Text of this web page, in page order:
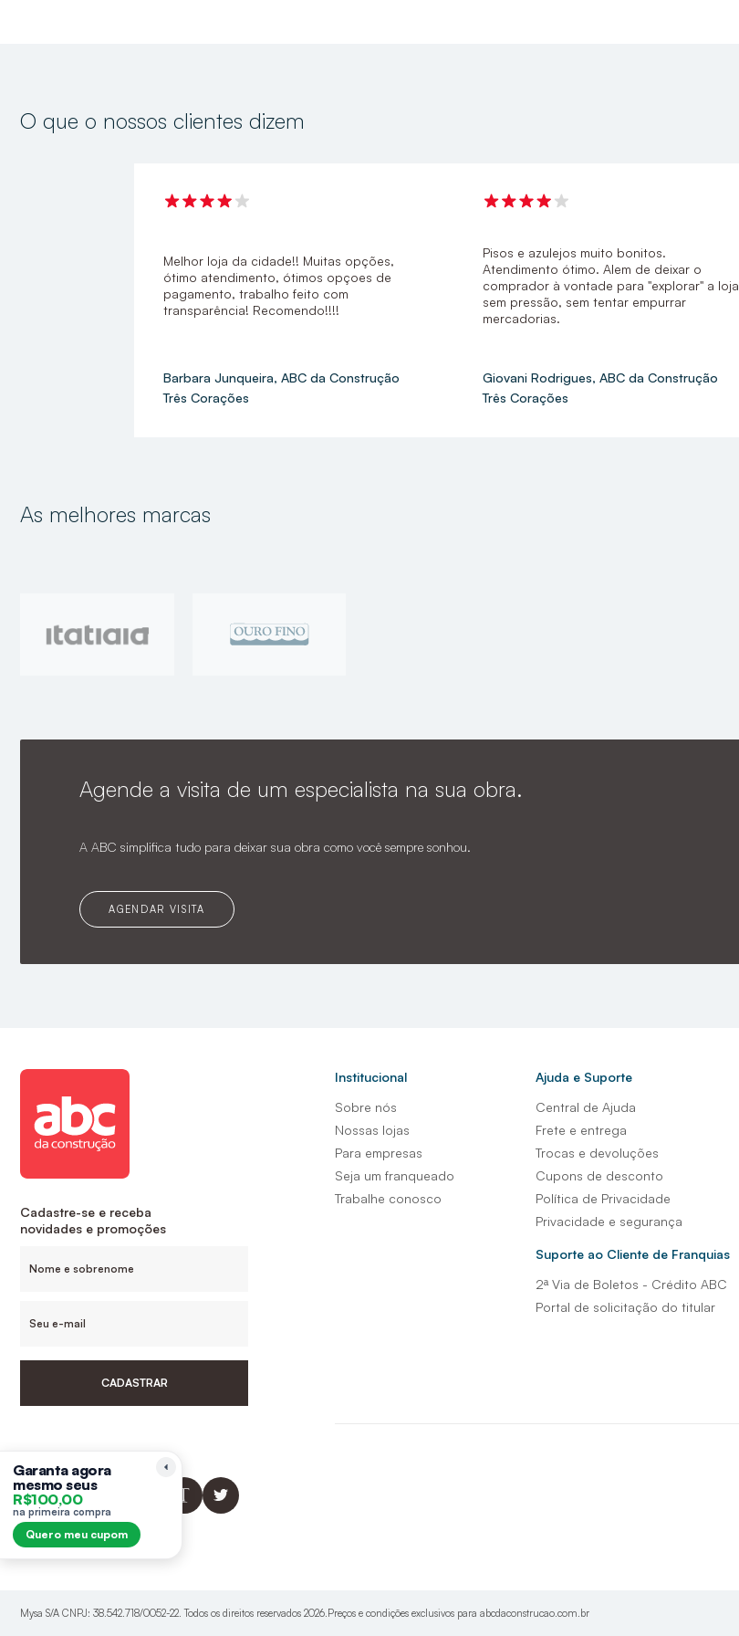
O que o nossos clientes dizem
Melhor loja da cidade!! Muitas opções,
ótimo atendimento, ótimos opçoes de
pagamento, trabalho feito com
transparência! Recomendo!!!!
Barbara Junqueira, ABC da Construção
Três Corações
Pisos e azulejos muito bonitos.
Atendimento ótimo. Alem de deixar o
comprador à vontade para "explorar" a loja
sem pressão, sem tentar empurrar
mercadorias.
Giovani Rodrigues, ABC da Construção
Três Corações
As melhores marcas
Agende a visita de um especialista na sua obra.
A ABC simplifica tudo para deixar sua obra como você sempre sonhou.
AGENDAR VISITA
Cadastre-se e receba
novidades e promoções
CADASTRAR
Institucional
Sobre nós
Nossas lojas
Para empresas
Seja um franqueado
Trabalhe conosco
Ajuda e Suporte
Central de Ajuda
Frete e entrega
Trocas e devoluções
Cupons de desconto
Política de Privacidade
Privacidade e segurança
Suporte ao Cliente de Franquias
2ª Via de Boletos - Crédito ABC
Portal de solicitação do titular
Mysa S/A CNPJ: 38.542.718/0052-22. Todos os direitos reservados 2026.Preços e condições exclusivos para abcdaconstrucao.com.br
Garanta agora
mesmo seus
R$100,00
na primeira compra
Quero meu cupom